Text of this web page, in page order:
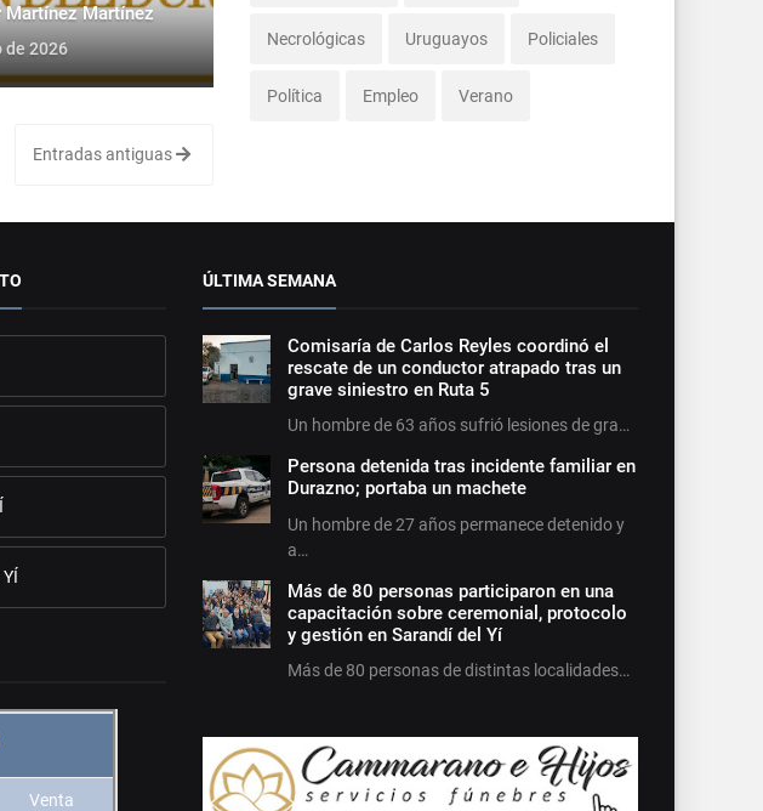
Martínez Martínez
de 2026
Entradas antiguas
Necrológicas Uruguayos Policiales
Política Empleo Verano
Venta
ÚLTIMA SEMANA
Comisaría de Carlos Reyles coordinó el
rescate de un conductor atrapado tras un
grave siniestro en Ruta 5
Un hombre de 63 años sufrió lesiones de gra…
Persona detenida tras incidente familiar en
Durazno; portaba un machete
Un hombre de 27 años permanece detenido y
a…
Más de 80 personas participaron en una
capacitación sobre ceremonial, protocolo
y gestión en Sarandí del Yí
Más de 80 personas de distintas localidades…